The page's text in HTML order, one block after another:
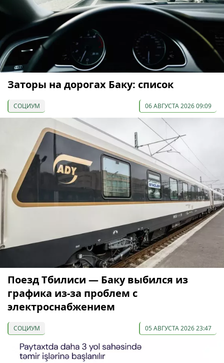
Заторы на дорогах Баку: список
СОЦИУМ 06 АВГУСТА 2026 09:09
Поезд Тбилиси — Баку выбился из
графика из-за проблем с
электроснабжением
СОЦИУМ 05 АВГУСТА 2026 23:47